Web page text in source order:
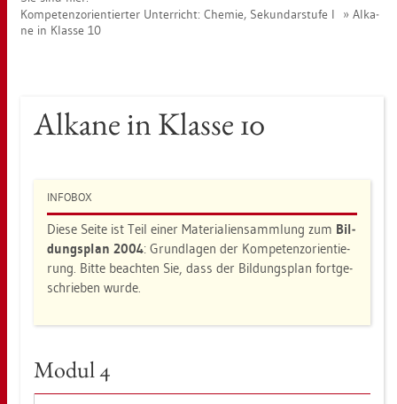
Kom­pe­tenz­ori­en­tier­ter Un­ter­richt: Che­mie, Se­kun­dar­stu­fe I
Al­ka­
ne in Klas­se 10
Al­ka­ne in Klas­se 10
IN­FO­BOX
Diese Seite ist Teil einer Ma­te­ria­li­en­samm­lung zum Bil­
dungs­plan 2004: Grund­la­gen der Kom­pe­tenz­ori­en­tie­
rung. Bitte be­ach­ten Sie, dass der Bil­dungs­plan fort­ge­
schrie­ben wurde.
Modul 4